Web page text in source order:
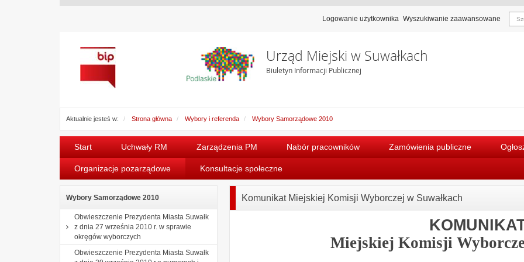
Logowanie użytkownika Wyszukiwanie zaawansowane
Urząd Miejski w Suwałkach
Biuletyn Informacji Publicznej
Aktualnie jesteś w: Strona główna Wybory i referenda Wybory Samorządowe 2010
Start Uchwały RM Zarządzenia PM Nabór pracowników Zamówienia publiczne
Organizacje pozarządowe Konsultacje społeczne
Wybory Samorządowe 2010
Obwieszczenie Prezydenta Miasta Suwałk
z dnia 27 września 2010 r. w sprawie
okręgów wyborczych
Obwieszczenie Prezydenta Miasta Suwałk
Komunikat Miejskiej Komisji Wyborczej w Suwałkach
Miejskiej Komisji